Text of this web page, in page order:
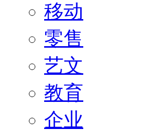
移动
零售
艺文
教育
企业